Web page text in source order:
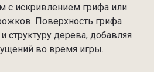
с искривлением грифа или
Поверхность грифа
структуру дерева, добавляя
во время игры.